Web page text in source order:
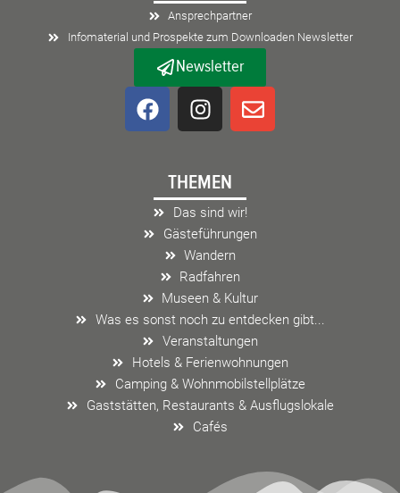
Ansprechpartner
Infomaterial und Prospekte zum Downloaden Newsletter
Newsletter
F
a
o
o
I
n
a
g
r
a
m
E
n
p
THEMEN
Das sind wir!
Gästeführungen
Wandern
Radfahren
Museen & Kultur
Was es sonst noch zu entdecken gibt...
Veranstaltungen
Hotels & Ferienwohnungen
Camping & Wohnmobilstellplätze
Gaststätten, Restaurants & Ausflugslokale
Cafés